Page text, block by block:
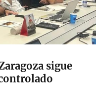
sigue